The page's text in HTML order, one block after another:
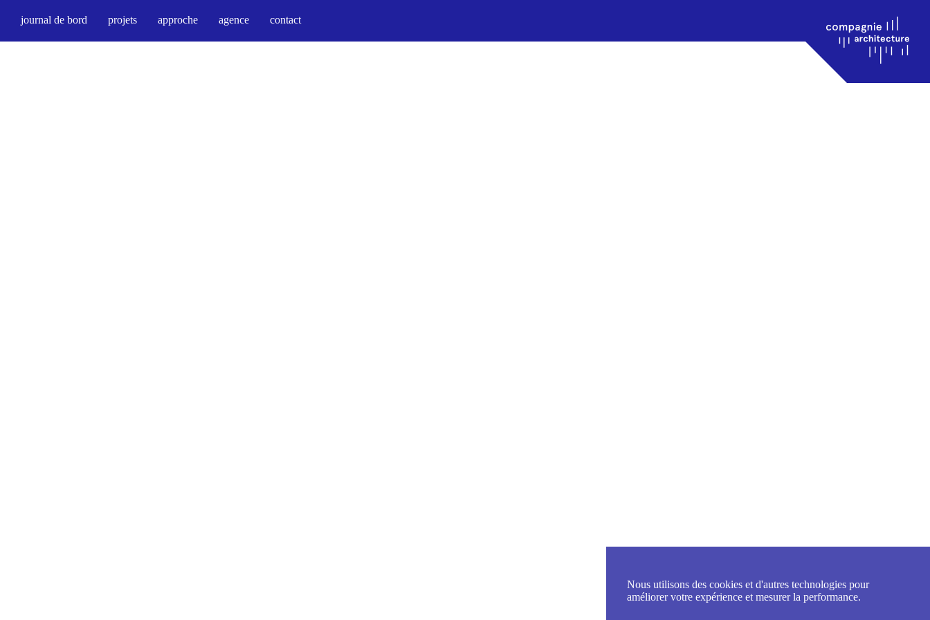
Nous utilisons des cookies et d'autres technologies pour
améliorer votre expérience et mesurer la performance.
journal de bord projets approche agence contact
architecture